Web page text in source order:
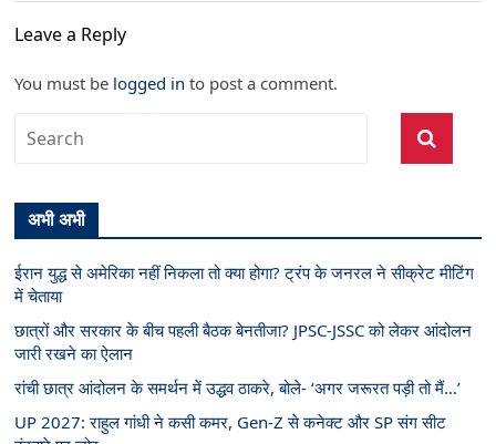
Leave a Reply
You must be logged in to post a comment.
अभी अभी
ईरान युद्ध से अमेरिका नहीं निकला तो क्या होगा? ट्रंप के जनरल ने सीक्रेट मीटिंग
में चेताया
छात्रों और सरकार के बीच पहली बैठक बेनतीजा? JPSC-JSSC को लेकर आंदोलन
जारी रखने का ऐलान
रांची छात्र आंदोलन के समर्थन में उद्धव ठाकरे, बोले- ‘अगर जरूरत पड़ी तो मैं…’
UP 2027: राहुल गांधी ने कसी कमर, Gen-Z से कनेक्ट और SP संग सीट